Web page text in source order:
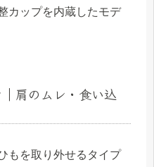
カップを内蔵したモデ
肩のムレ・食い込
もを取り外せるタイプ